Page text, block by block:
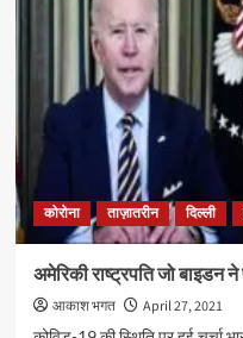
सुप्रीम
कोर्ट
में
सुनवाई
कोरोना ताज़ातरीन दिल्ली
अमेरिकी राष्ट्रपति जो बाइडन ने
आकाश भगत
April 27, 2021